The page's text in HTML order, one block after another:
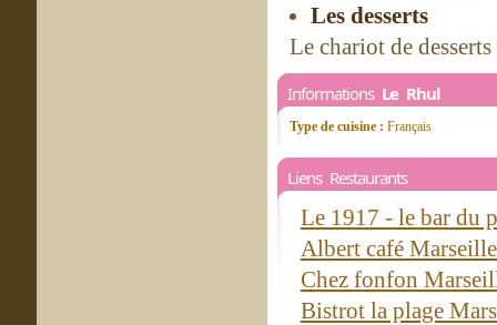
Les desserts
Le chariot de
Informations Le Rhul
Type de cuisine : Français
Liens Restaurants
Le 1917 - le bar du
Albert café
Chez fonfon
Bistrot la plage